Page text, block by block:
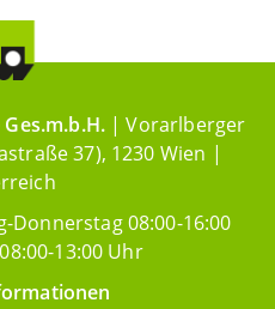
| Vorarlberger
37), 1230 Wien |
Donnerstag 08:00-16:00
13:00 Uhr